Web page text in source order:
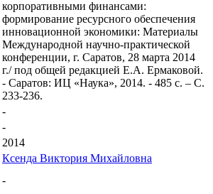
корпоративными финансами:
формирование ресурсного обеспечения
инновационной экономики: Материалы
Международной научно-практической
конференции, г. Саратов, 28 марта 2014
г./ под общей редакцией Е.А. Ермаковой.
- Саратов: ИЦ «Наука», 2014. - 485 с. – С.
233-236.
-
-
2014
Ксенда Виктория Михайловна
-